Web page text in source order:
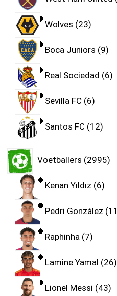
Wolves 23
Boca Juniors 9
Real Sociedad 6
Sevilla FC 6
Santos FC 12
Voetballers 2995
Kenan Yıldız 6
Pedri González 11
Raphinha 7
Lamine Yamal 26
Lionel Messi 43